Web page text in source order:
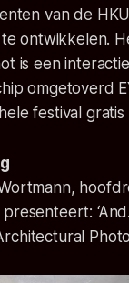
van de
ontwikkelen.
is een
omgetoverd
festival gratis